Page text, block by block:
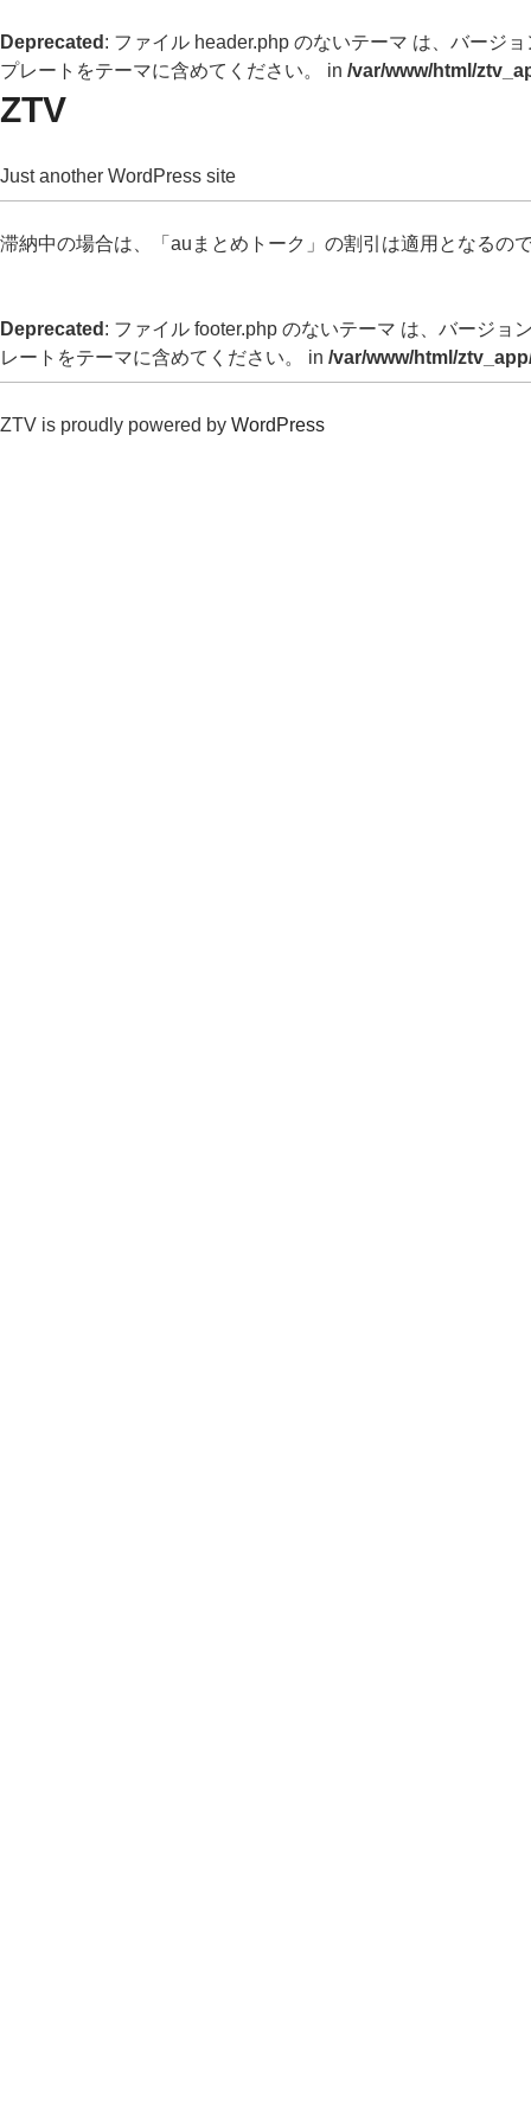
Deprecated : ファイル header.php のないテーマ は、バージ
プレートをテーマに含めてください。 in /var/www/html/
ZTV
Just another WordPress site
滞納中の場合は、「auまとめトーク」の割引は適用となるの
Deprecated : ファイル footer.php のないテーマ は、バージョ
レートをテーマに含めてください。 in /var/www/html/
ZTV is proudly powered by WordPress